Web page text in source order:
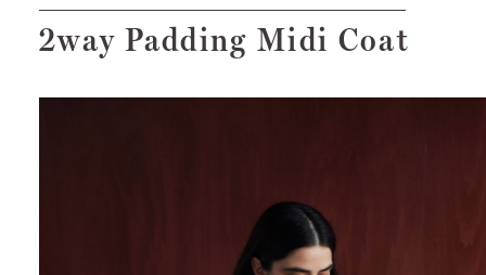
2way Padding Midi Coat